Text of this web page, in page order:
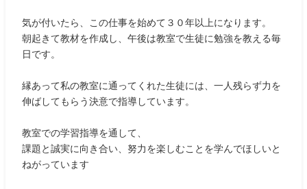
気が付いたら、この仕事を始めて３０年以上になります。
朝起きて教材を作成し、午後は教室で生徒に勉強を教える毎
日です。
縁あって私の教室に通ってくれた生徒には、一人残らず力を
伸ばしてもらう決意で指導しています。
教室での学習指導を通して、
課題と誠実に向き合い、努力を楽しむことを学んでほしいと
ねがっています